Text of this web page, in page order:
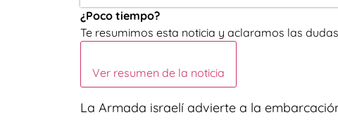
¿Poco tiempo?
Te resumimos esta noticia y aclaramos las
Ver resumen de la noticia
La Armada israelí advierte a la